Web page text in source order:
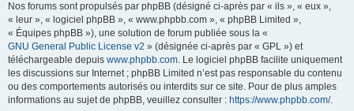
Nos forums sont propulsés par phpBB (désigné ci-après par « ils », « eux »,
« leur », « logiciel phpBB », « www.phpbb.com », « phpBB Limited »,
« Équipes phpBB »), une solution de forum publiée sous la «
GNU General Public License v2 » (désignée ci-après par « GPL ») et
téléchargeable depuis www.phpbb.com. Le logiciel phpBB facilite uniquement
les discussions sur Internet ; phpBB Limited n’est pas responsable du contenu
ou des comportements autorisés ou interdits sur ce site. Pour de plus amples
informations au sujet de phpBB, veuillez consulter : https://www.phpbb.com/.